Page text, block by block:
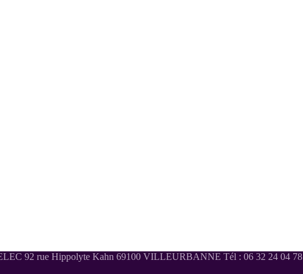
92 rue Hippolyte Kahn 69100 VILLEURBANNE Tél : 06 32 24 04 78